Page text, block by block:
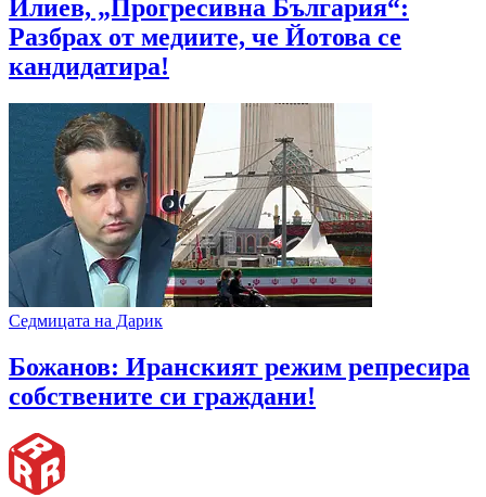
Илиев, „Прогресивна България“:
Разбрах от медиите, че Йотова се
кандидатира!
Седмицата на Дарик
Божанов: Иранският режим репресира
собствените си граждани!